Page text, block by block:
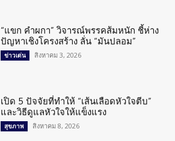
“แขก คำผกา” วิจารณ์พรรคส้มหนัก ชี้ห่าง
ปัญหาเชิงโครงสร้าง ลั่น “มันปลอม”
ข่าวเด่น สิงหาคม 3, 2026
เปิด 5 ปัจจัยที่ทำให้ “เส้นเลือดหัวใจตีบ”
และวิธีดูแลหัวใจให้แข็งแรง
สุขภาพ สิงหาคม 8, 2026